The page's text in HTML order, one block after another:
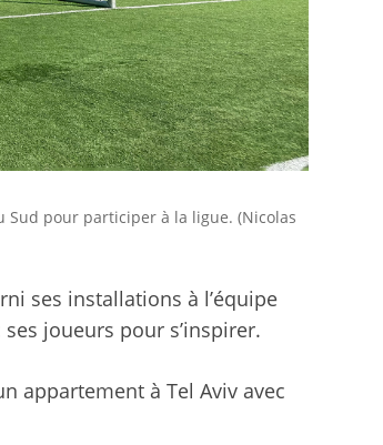
Sud pour participer à la ligue. (Nicolas
ses installations à l’équipe
joueurs pour s’inspirer.
appartement à Tel Aviv avec